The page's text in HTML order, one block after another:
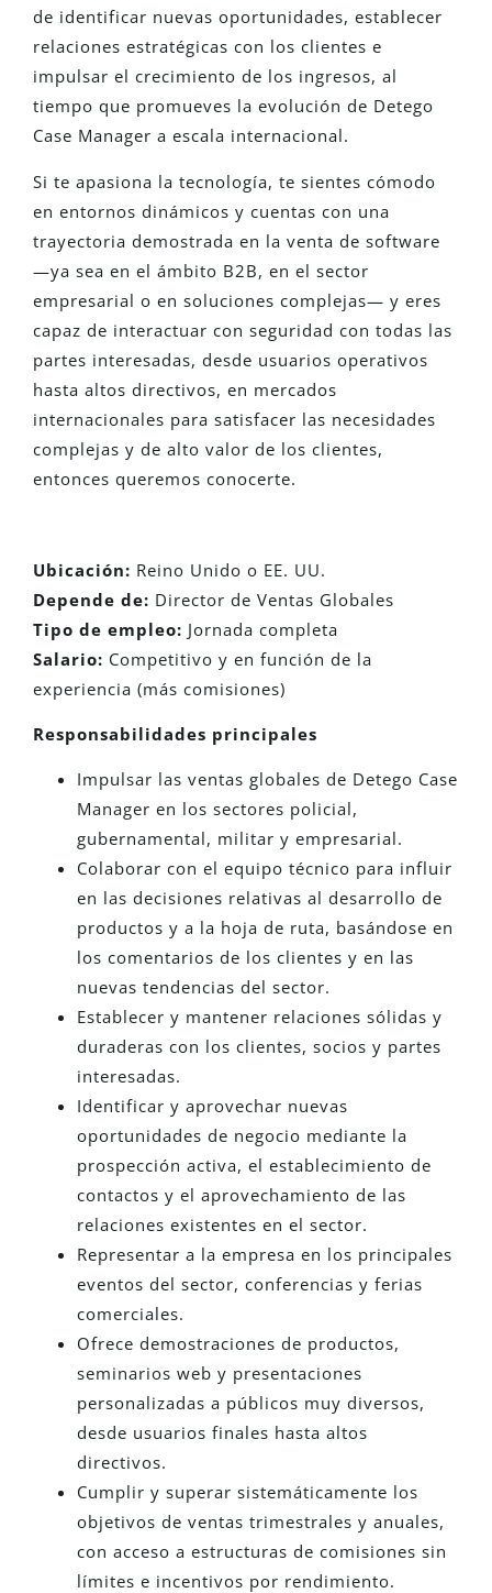
de identificar nuevas oportunidades, establecer
relaciones estratégicas con los clientes e
impulsar el crecimiento de los ingresos, al
tiempo que promueves la evolución de Detego
Case Manager a escala internacional.
Si te apasiona la tecnología, te sientes cómodo
en entornos dinámicos y cuentas con una
trayectoria demostrada en la venta de software
—ya sea en el ámbito B2B, en el sector
empresarial o en soluciones complejas— y eres
capaz de interactuar con seguridad con todas las
partes interesadas, desde usuarios operativos
hasta altos directivos, en mercados
internacionales para satisfacer las necesidades
complejas y de alto valor de los clientes,
entonces queremos conocerte.
Ubicación: Reino Unido o EE. UU.
Depende de: Director de Ventas Globales
Tipo de empleo: Jornada completa
Salario: Competitivo y en función de la
experiencia (más comisiones)
Responsabilidades principales
Impulsar las ventas globales de Detego Case
Manager en los sectores policial,
gubernamental, militar y empresarial.
Colaborar con el equipo técnico para influir
en las decisiones relativas al desarrollo de
productos y a la hoja de ruta, basándose en
los comentarios de los clientes y en las
nuevas tendencias del sector.
Establecer y mantener relaciones sólidas y
duraderas con los clientes, socios y partes
interesadas.
Identificar y aprovechar nuevas
oportunidades de negocio mediante la
prospección activa, el establecimiento de
contactos y el aprovechamiento de las
relaciones existentes en el sector.
Representar a la empresa en los principales
eventos del sector, conferencias y ferias
comerciales.
Ofrece demostraciones de productos,
seminarios web y presentaciones
personalizadas a públicos muy diversos,
desde usuarios finales hasta altos
directivos.
Cumplir y superar sistemáticamente los
objetivos de ventas trimestrales y anuales,
con acceso a estructuras de comisiones sin
límites e incentivos por rendimiento.